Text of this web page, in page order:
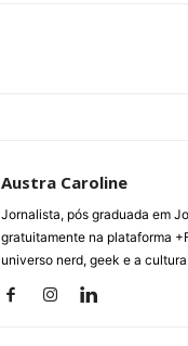
Austra Caroline
Jornalista, pós graduada em
gratuitamente na plataforma
universo nerd, geek e a